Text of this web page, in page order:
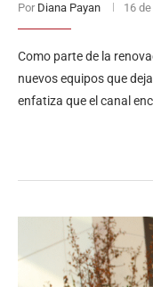
Por Diana Payan 16
Como parte de la
nuevos equipos que
enfatiza que el canal